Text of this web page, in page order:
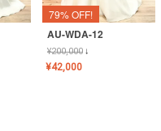
79% OFF!
AU-WDA-12
¥200,000↓
¥42,000